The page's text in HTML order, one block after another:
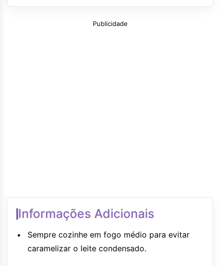
Publicidade
Informações Adicionais
Sempre cozinhe em fogo médio para evitar
caramelizar o leite condensado.